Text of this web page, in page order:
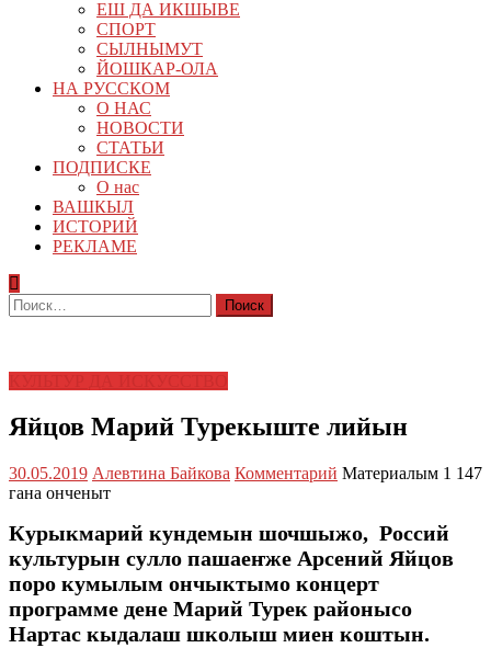
ЕШ ДА ИКШЫВЕ
СПОРТ
СЫЛНЫМУТ
ЙОШКАР-ОЛА
НА РУССКОМ
О НАС
НОВОСТИ
СТАТЬИ
ПОДПИСКЕ
О нас
ВАШКЫЛ
ИСТОРИЙ
РЕКЛАМЕ
Найти:
Яйцов Марий Турекыште лийын
30.05.2019 Алевтина Байкова Комментарий Материалым 1 147
гана онченыт
Курыкмарий кундемын шочшыжо, Россий
культурын сулло пашаеҥже Арсений Яйцов
поро кумылым ончыктымо концерт
программе дене Марий Турек районысо
Нартас кыдалаш школыш миен коштын.